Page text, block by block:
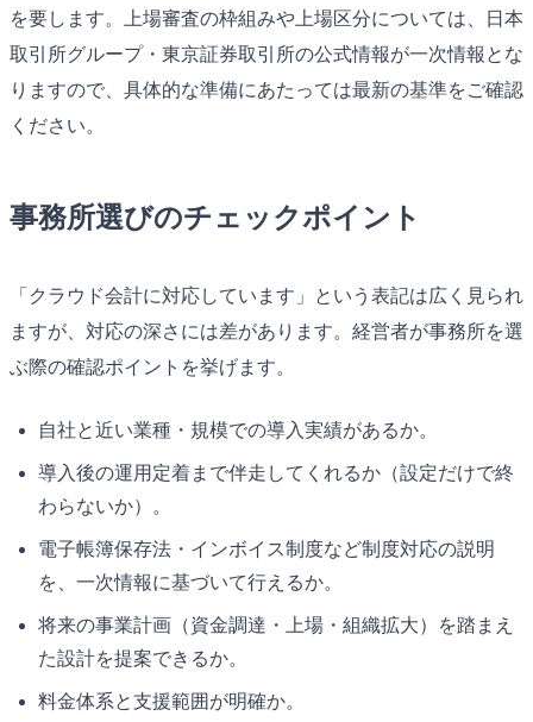
を要します。上場審査の枠組みや上場区分については、日本
取引所グループ・東京証券取引所の公式情報が一次情報とな
りますので、具体的な準備にあたっては最新の基準をご確認
ください。
事務所選びのチェックポイント
「クラウド会計に対応しています」という表記は広く見られ
ますが、対応の深さには差があります。経営者が事務所を選
ぶ際の確認ポイントを挙げます。
自社と近い業種・規模での導入実績があるか。
導入後の運用定着まで伴走してくれるか（設定だけで終
わらないか）。
電子帳簿保存法・インボイス制度など制度対応の説明
を、一次情報に基づいて行えるか。
将来の事業計画（資金調達・上場・組織拡大）を踏まえ
た設計を提案できるか。
料金体系と支援範囲が明確か。